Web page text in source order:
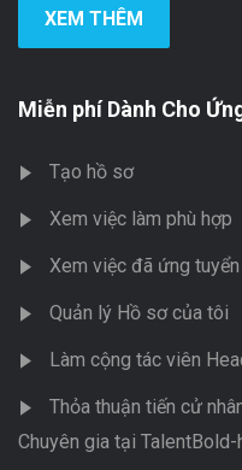
XEM THÊM
Miễn phí Dành Cho
Tạo hồ sơ
Xem việc làm phù hợp
Xem việc đã ứng tuyển
Quản lý Hồ sơ của tôi
Làm cộng tác viên
Thỏa thuận tiến cử
Chuyên gia tại